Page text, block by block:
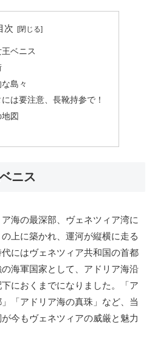
次
ベニス
島々
は要注意、長靴持参で！
図
ニス
海の最深部、ヴェネツィア湾に
上に築かれ、運河が縦横に走る
にはヴェネツィア共和国の首都
海軍国家として、アドリア海沿
におくまでになりました。「ア
「アドリア海の真珠」など、当
今もヴェネツィアの威厳と魅力